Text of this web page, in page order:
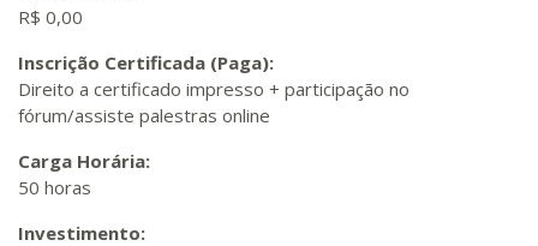
R$ 0,00
Inscrição Certificada (Paga):
Direito a certificado impresso + participação no
fórum/assiste palestras online
Carga Horária:
50 horas
Investimento: